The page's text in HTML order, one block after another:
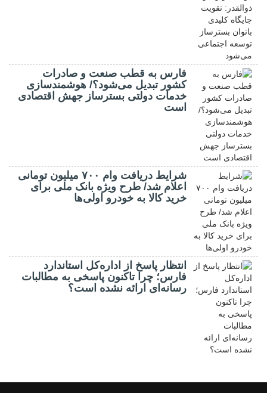
فارس به قطب صنعت و صادرات
کشور تبدیل می‌شود؟/ هوشمندسازی
خدمات دولتی بسترساز جهش اقتصادی
است
شرایط دریافت وام ۷۰۰ میلیون تومانی
اعلام شد/ طرح ویژه بانک ملی برای
خرید کالا به خودرو اولی‌ها
انتظار پاسخ از اداره‌کل استاندارد
فارس؛ چرا تاکنون پاسخی به مطالبات
رسانه‌ای ارائه نشده است؟